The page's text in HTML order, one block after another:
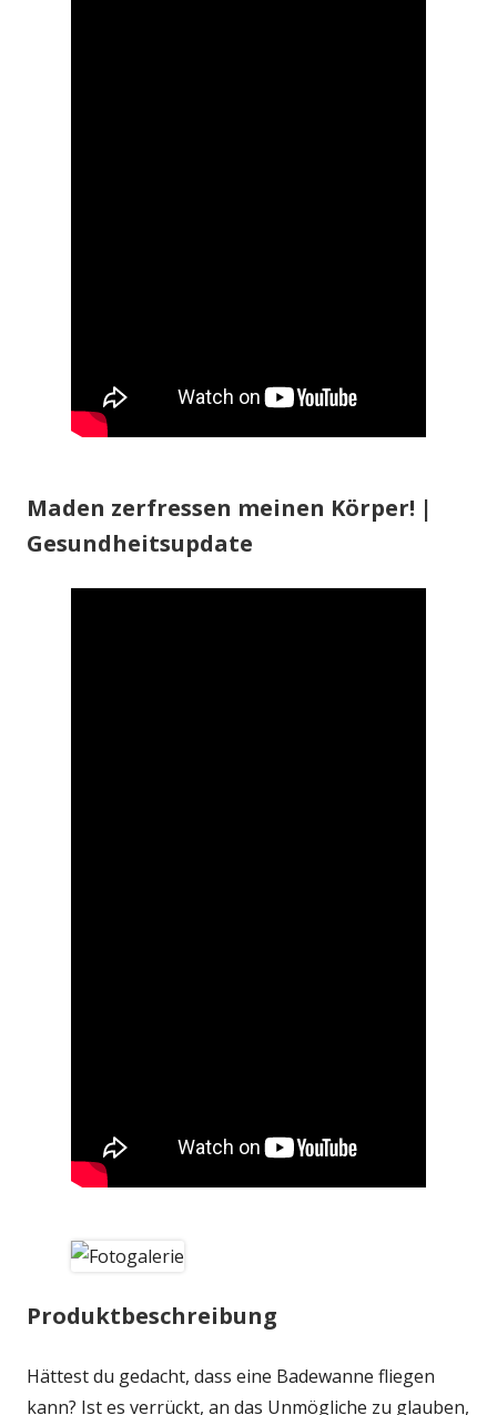
Maden zerfressen meinen Körper! |
Gesundheitsupdate
Produktbeschreibung
Hättest du gedacht, dass eine Badewanne fliegen
kann? Ist es verrückt, an das Unmögliche zu glauben,